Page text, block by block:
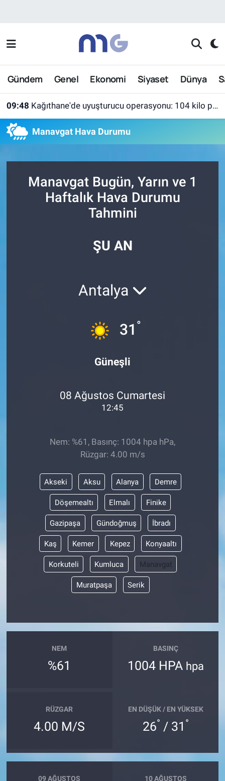
Gündem Genel Ekonomi Siyaset Dünya
09:48 Kağıthane'de uyuşturucu operasyonu: 104 kilo pregabalin ele geçirildi
Manavgat Hava Durumu
Manavgat Bugün, Yarın ve 1
Haftalık Hava Durumu
Tahmini
ŞU AN
Antalya
31 °
Güneşli
08 Ağustos Cumartesi
12:45
Nem: %61, Basınç: 1004 hpa hPa,
Rüzgar: 4.00 m/s
Akseki Aksu Alanya Demre
Döşemealtı Elmalı Finike
Gazipaşa Gündoğmuş İbradı
Kaş Kemer Kepez Konyaaltı
Korkuteli Kumluca Manavgat
Muratpaşa Serik
NEM
%61
BASINÇ
1004 HPA hpa
RÜZGAR
4.00 M/S
EN DÜŞÜK / EN YÜKSEK
26° / 31 °
09 AĞUSTOS 10 AĞUSTOS
Nöbetçi Eczaneler
Hava Durumu
Son Dakika Haberleri